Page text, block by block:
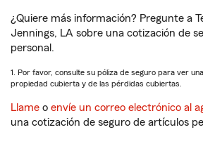
¿Quiere más información? Pregunte a
Jennings, LA sobre una cotización de
personal.
1. Por favor, consulte su póliza de seguro para ver
propiedad cubierta y de las pérdidas cubiertas.
Llame o envíe un correo electrónico al
una cotización de seguro de artículos